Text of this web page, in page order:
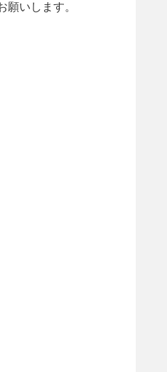
願いします。